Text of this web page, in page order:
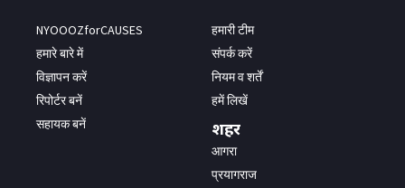
NYOOOZforCAUSES
हमारे बारे में
विज्ञापन करें
रिपोर्टर बनें
सहायक बनें
हमारी टीम
संपर्क करें
नियम व शर्तें
हमें लिखें
शहर
आगरा
प्रयागराज